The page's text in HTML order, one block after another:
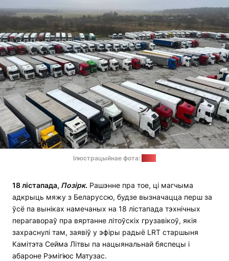
Ілюстрацыйнае фота:
18 лістапада, Позірк. Рашэнне пра тое, ці магчыма
адкрыць мяжу з Беларуссю, будзе вызначацца перш за
ўсё па выніках намечаных на 18 лістапада тэхнічных
перагавораў пра вяртанне літоўскіх грузавікоў, якія
захраснулі там, заявіў у эфіры радыё LRT старшыня
Камітэта Сейма Літвы па нацыянальнай бяспецы і
абароне Рэмігіюс Матузас.